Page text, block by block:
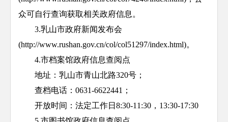
众可自行查询获取相关政府信息。
3.乳山市政府新闻发布会
(http://www.rushan.gov.cn/col/col51297/index.html)。
4.市档案馆政府信息查阅点
地址： 乳山市青山北路320号 ；
查档电话：0631-6622441；
开放时间：法定工作日8:30-11:30，13:30-17:30